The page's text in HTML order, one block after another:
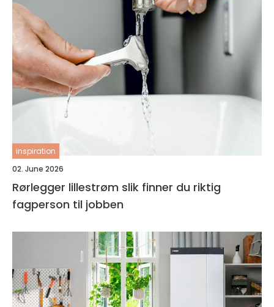
inspiration
02. June 2026
Rørlegger lillestrøm slik finner du riktig
fagperson til jobben